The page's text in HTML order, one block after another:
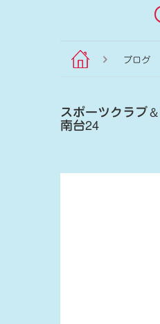
ブログ
スポーツクラブ＆
南台24